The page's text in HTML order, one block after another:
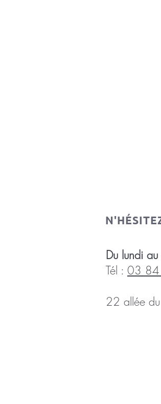
Du lundi
Tél : 03
22 allée